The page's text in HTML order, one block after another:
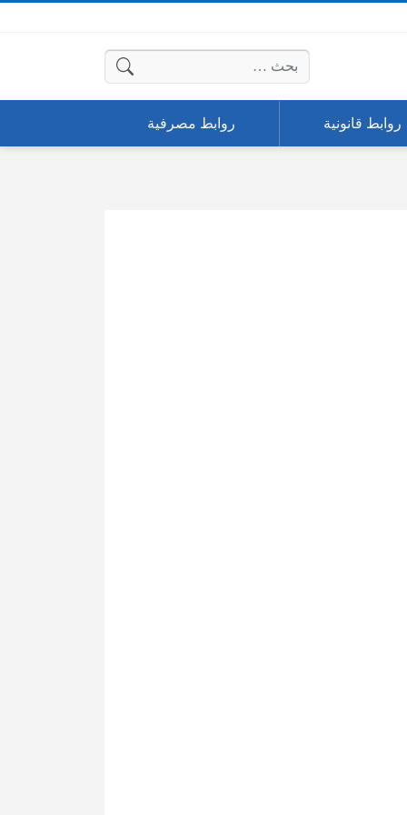
البحث عن:
روابط قانونية روابط مصرفية